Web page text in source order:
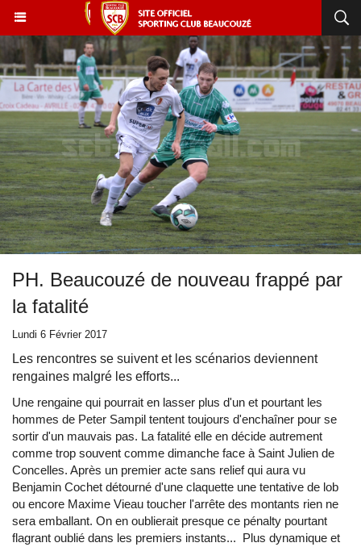
PH. Beaucouzé de nouveau frappé par
la fatalité
Lundi 6 Février 2017
Les rencontres se suivent et les scénarios deviennent
rengaines malgré les efforts...
Une rengaine qui pourrait en lasser plus d'un et pourtant les
hommes de Peter Sampil tentent toujours d'enchaîner pour se
sortir d'un mauvais pas. La fatalité elle en décide autrement
comme trop souvent comme dimanche face à Saint Julien de
Concelles. Après un premier acte sans relief qui aura vu
Benjamin Cochet détourné d'une claquette une tentative de lob
ou encore Maxime Vieau toucher l'arrête des montants rien ne
sera emballant. On en oublierait presque ce pénalty pourtant
flagrant oublié dans les premiers instants... Plus dynamique et